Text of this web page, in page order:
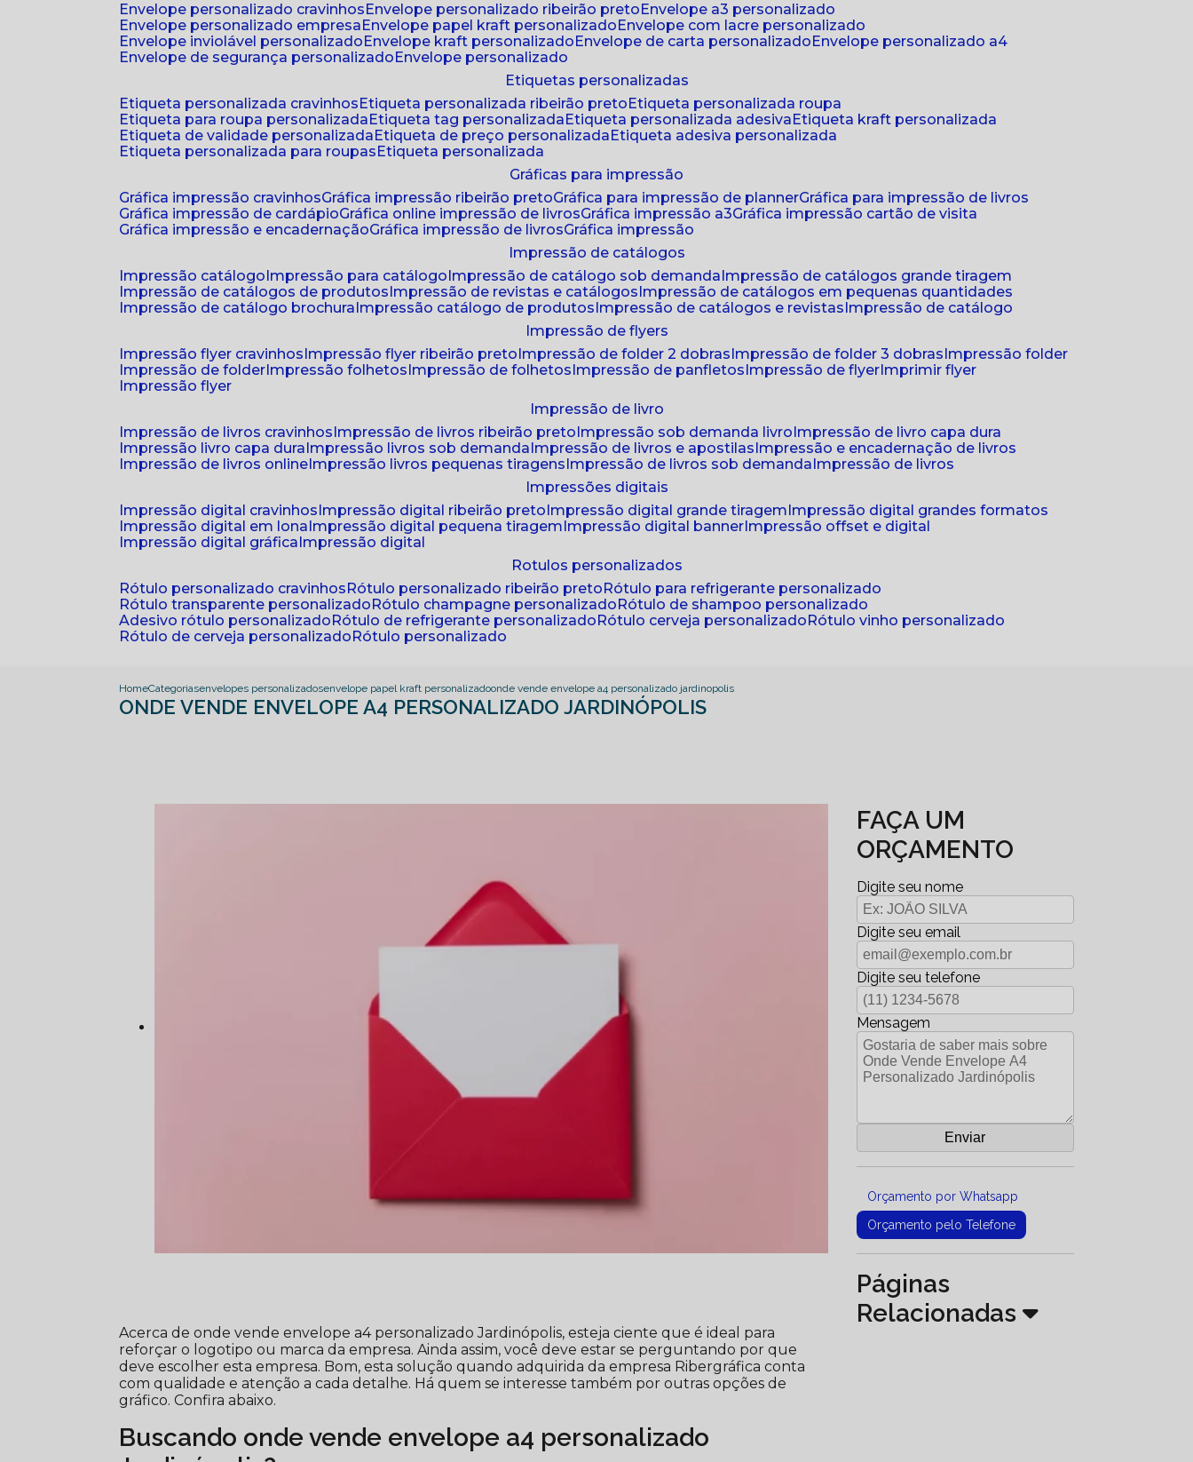
envelope personalizado cravinhos
envelope personalizado ribeirão preto
envelope a3 personalizado
envelope personalizado empresa
envelope papel kraft personalizado
envelope com lacre personalizado
envelope inviolável personalizado
envelope kraft personalizado envelope de carta personalizado
envelope personalizado a4
envelope de segurança personalizado
envelope personalizado
etiquetas personalizadas
etiqueta personalizada cravinhos
etiqueta personalizada ribeirão preto
etiqueta personalizada roupa
etiqueta para roupa personalizada
etiqueta tag personalizada etiqueta personalizada adesiva
etiqueta kraft personalizada
etiqueta de validade personalizada
etiqueta de preço personalizada
etiqueta adesiva personalizada
etiqueta personalizada para roupas
etiqueta personalizada
gráficas para impressão
gráfica impressão cravinhos
gráfica impressão ribeirão preto gráfica para impressão de planner
gráfica para impressão de livros
gráfica impressão de cardápio
gráfica online impressão de livros gráfica impressão a3
gráfica impressão cartão de visita
gráfica impressão e encadernação
gráfica impressão de livros
gráfica impressão
impressão de catálogos
impressão catálogo impressão para catálogo impressão de catálogo sob demanda impressão de catálogos grande tiragem
impressão de catálogos de produtos impressão de revistas e catálogos impressão de catálogos em pequenas quantidades
impressão de catálogo brochura impressão catálogo de produtos impressão de catálogos e revistas impressão de catálogo
impressão de flyers
impressão flyer cravinhos impressão flyer ribeirão preto impressão de folder 2 dobras impressão de folder 3 dobras impressão folder
impressão de folder impressão folhetos impressão de folhetos impressão de panfletos impressão de flyer imprimir flyer
impressão flyer
impressão de livro
impressão de livros cravinhos impressão de livros ribeirão preto impressão sob demanda livro impressão de livro capa dura
impressão livro capa dura impressão livros sob demanda impressão de livros e apostilas impressão e encadernação de livros
impressão de livros online impressão livros pequenas tiragens impressão de livros sob demanda impressão de livros
impressões digitais
impressão digital cravinhos impressão digital ribeirão preto impressão digital grande tiragem impressão digital grandes formatos
impressão digital em lona impressão digital pequena tiragem impressão digital banner impressão offset e digital
impressão digital gráfica impressão digital
rotulos personalizados
rótulo personalizado cravinhos
rótulo personalizado ribeirão preto
rótulo para refrigerante personalizado
rótulo transparente personalizado
rótulo champagne personalizado
rótulo de shampoo personalizado
adesivo rótulo personalizado
rótulo de refrigerante personalizado rótulo cerveja personalizado
rótulo vinho personalizado
rótulo de cerveja personalizado
rótulo personalizado
HomeCategoriasenvelopes personalizadosenvelope papel kraft personalizadoonde vende envelope a4 personalizado jardinopolis
ONDE VENDE ENVELOPE A4 PERSONALIZADO JARDINÓPOLIS
Acerca de onde vende envelope a4 personalizado Jardinópolis, esteja ciente que é ideal para
reforçar o logotipo ou marca da empresa. Ainda assim, você deve estar se perguntando por que
deve escolher esta empresa. Bom, esta solução quando adquirida da empresa Ribergráfica conta
com qualidade e atenção a cada detalhe. Há quem se interesse também por outras opções de
gráfico. Confira abaixo.
Buscando onde vende envelope a4 personalizado
FAÇA UM
ORÇAMENTO
Digite seu nome
Digite seu email
Digite seu telefone
Mensagem
Orçamento por Whatsapp
Orçamento pelo Telefone
Páginas
Relacionadas